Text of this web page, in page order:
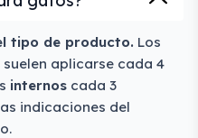
tipo de producto. Los
suelen aplicarse cada 4
internos cada 3
indicaciones del